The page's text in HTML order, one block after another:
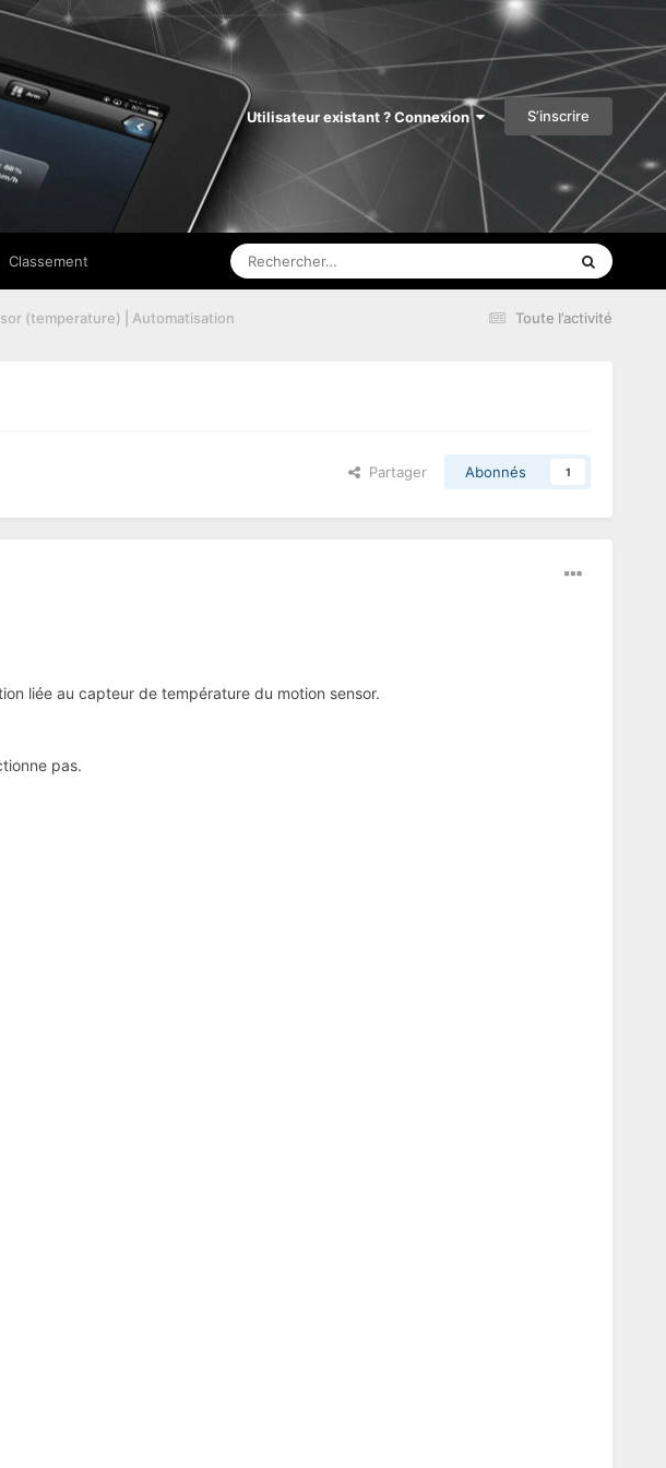
Utilisateur existant ? Connexion S’inscrire
Classement
Toute l’activité
(temperature) | Automatisation
Partager Abonnés 1
liée au capteur de température du motion sensor.
pas.